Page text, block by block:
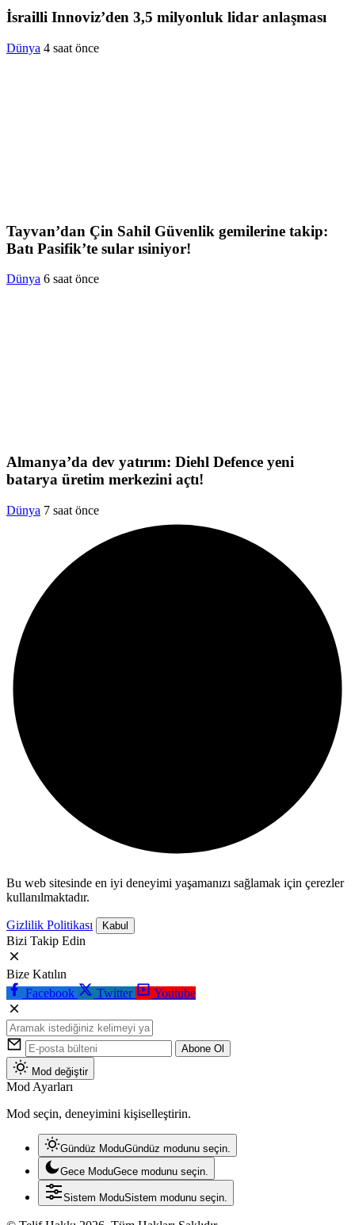
İsrailli Innoviz’den 3,5 milyonluk lidar anlaşması
Dünya 4 saat önce
Tayvan’dan Çin Sahil Güvenlik gemilerine takip:
Batı Pasifik’te sular ısiniyor!
Dünya 6 saat önce
Almanya’da dev yatırım: Diehl Defence yeni
batarya üretim merkezini açtı!
Dünya 7 saat önce
Bu web sitesinde en iyi deneyimi yaşamanızı sağlamak için çerezler
kullanılmaktadır.
Gizlilik Politikası Kabul
Bizi Takip Edin
Bize Katılın
Facebook
Twitter Youtube
Abone Ol
Mod değiştir
Mod Ayarları
Mod seçin, deneyimini kişiselleştirin.
Gündüz ModuGündüz modunu seçin.
Gece ModuGece modunu seçin.
Sistem ModuSistem modunu seçin.